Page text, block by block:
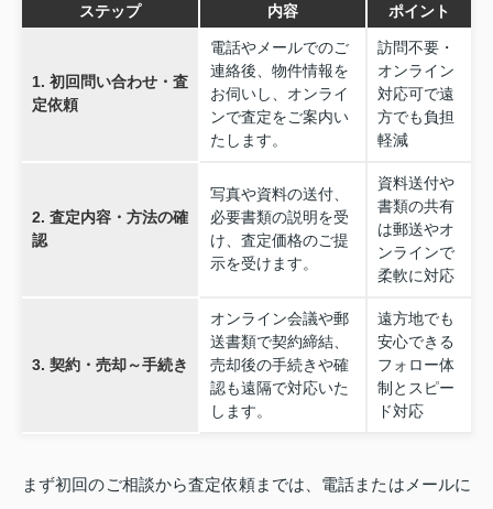
ステップ 内容 ポイント
1. 初回問い合わせ・査
定依頼
電話やメールでのご
連絡後、物件情報を
お伺いし、オンライ
ンで査定をご案内い
たします。
訪問不要・
オンライン
対応可で遠
方でも負担
軽減
2. 査定内容・方法の確
認
写真や資料の送付、
必要書類の説明を受
け、査定価格のご提
示を受けます。
資料送付や
書類の共有
は郵送やオ
ンラインで
柔軟に対応
3. 契約・売却～手続き
オンライン会議や郵
送書類で契約締結、
売却後の手続きや確
認も遠隔で対応いた
します。
遠方地でも
安心できる
フォロー体
制とスピー
ド対応
まず初回のご相談から査定依頼までは、電話またはメールに